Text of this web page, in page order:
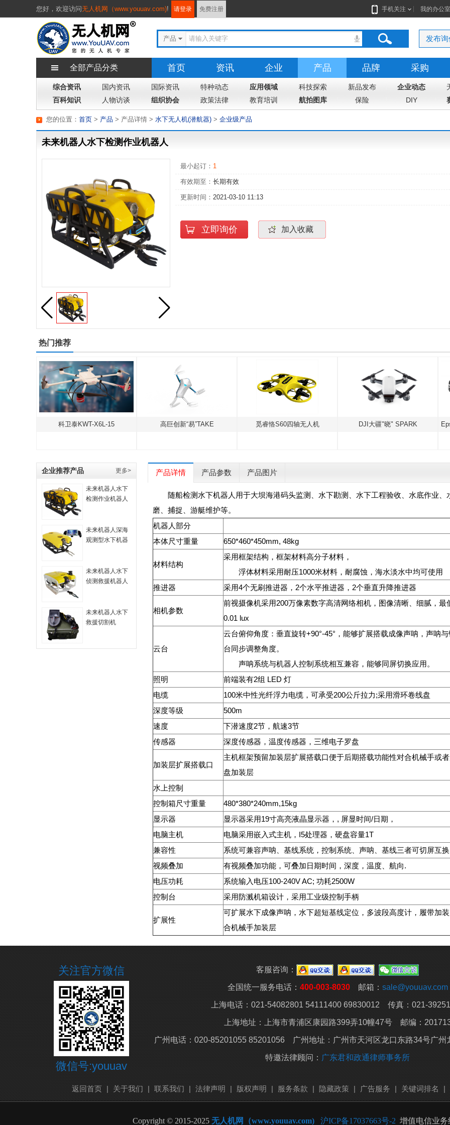
您好， 欢迎访问无人机网（www.youuav.com)! 请登录 免费注册 手机关注 我的办公室
产品 发布
全部产品分类 首页 资讯 企业 产品 品牌
采购
专题
杂志 地图
综合资讯 国内资讯 国际资讯 特种动态 应用领域 科技探索 新品发布 企业动态
百科知识
人物访谈 组织协会 政策法律 教育培训 航拍图库 保险 DIY
您的位置： 首页 > 产品 > 水下无人机(潜航器) > 企业级产品
> 产品详情
未来机器人水下检测作业机器人
最小起订： 1
有效期至： 长期有效
更新时间： 2021-03-10 11:13
立即询价 加入收藏
热门推荐
科卫泰KWT-X6L-15 高巨创新“易”TAKE 觅睿恪S60四轴无人机 DJI大疆"晓" SPARK
企业推荐产品 更多>
未来机器人水下
检测作业机器人
未来机器人深海
观测型水下机器
未来机器人水下
侦测救援机器人
未来机器人水下
救援切割机
产品详情 产品参数 产品图片
随船检测水下机器人用于大坝海港码头监测、水下勘测、水下工程验收、水底作业
磨、捕捉、游艇维护等。
机器人部分
本体尺寸重量
650*460*450mm, 48kg
材料结构
采用框架结构，框架材料高分子材料，
浮体材料采用耐压1000米材料，耐腐蚀，海水淡水中均可使用
推进器
采用4个无刷推进器，2个水平推进器，2个垂直升降推进器
相机参数
前视摄像机采用200万像素数字高清网络相机，图像清晰、细腻，最
0.01 lux
云台
云台俯仰角度：垂直旋转+90°-45°，能够扩展搭载成像声呐，声呐
台同步调整角度。
声呐系统与机器人控制系统相互兼容，能够同屏切换应用。
照明
前端装有2组 LED 灯
电缆
100米中性光纤浮力电缆，可承受200公斤拉力;采用滑环卷线盘
深度等级
500m
速度
下潜速度2节，航速3节
传感器
深度传感器，温度传感器，三维电子罗盘
加装层扩展搭载口
主机框架预留加装层扩展搭载口便于后期搭载功能性对合机械手或
盘加装层
水上控制
控制箱尺寸重量
480*380*240mm,15kg
显示器
显示器采用19寸高亮液晶显示器，, 屏显时间/日期，
电脑主机
电脑采用嵌入式主机，I5处理器，硬盘容量1T
兼容性
系统可兼容声呐、基线系统，控制系统、声呐、基线三者可切屏互换
视频叠加
有视频叠加功能，可叠加日期时间，深度，温度、航向.
电压功耗
系统输入电压100-240V AC; 功耗2500W
控制台
采用防溅机箱设计，采用工业级控制手柄
扩展性
可扩展水下成像声呐，水下超短基线定位，多波段高度计，履带加
合机械手加装层
客服咨询：
全国统一服务电话：400-003-8030邮箱：sale@youuav.com
上海电话：021-54082801 54111400 69830012 传真：021-
上海地址：上海市青浦区康园路399弄10幢47号 邮编：
广州电话：020-85201055 85201056 广州地址：广州市天河区龙口东路34号广州
特邀法律顾问：广东君和政通律师事务所
关注官方微信
微信号:youuav
返回首页 | 关于我们 | 联系我们 | 法律声明 | 版权声明 | 服务条款 | 隐藏政策 | 广告服务 | 关键词排名 |
Copyright © 2015-2025 无人机网（www.youuav.com) 沪ICP备17037663号-2 增值电信业务